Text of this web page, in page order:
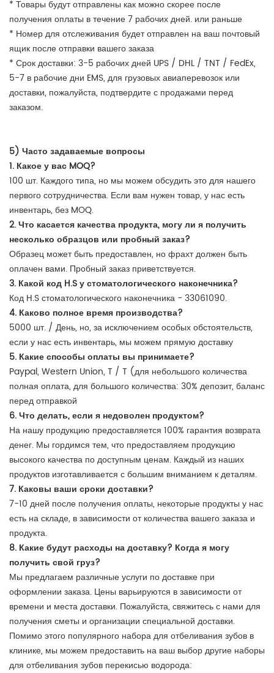
* Товары будут отправлены как можно скорее после
получения оплаты в течение 7 рабочих дней. или раньше
* Номер для отслеживания будет отправлен на ваш почтовый
ящик после отправки вашего заказа
* Срок доставки: 3-5 рабочих дней UPS / DHL / TNT / FedEx,
5-7 в рабочие дни EMS, для грузовых авиаперевозок или
доставки, пожалуйста, подтвердите с продажами перед
заказом.
5) Часто задаваемые вопросы
1. Какое у вас MOQ?
100 шт. Каждого типа, но мы можем обсудить это для нашего
первого сотрудничества. Если вам нужен товар, у нас есть
инвентарь, без MOQ.
2. Что касается качества продукта, могу ли я получить
несколько образцов или пробный заказ?
Образец может быть предоставлен, но фрахт должен быть
оплачен вами. Пробный заказ приветствуется.
3. Какой код H.S у стоматологического наконечника?
Код H.S стоматологического наконечника - 33061090.
4. Каково полное время производства?
5000 шт. / День, но, за исключением особых обстоятельств,
если у нас есть инвентарь, мы можем прямую доставку
5. Какие способы оплаты вы принимаете?
Paypal, Western Union, T / T (для небольшого количества
полная оплата, для большого количества: 30% депозит, баланс
перед отправкой
6. Что делать, если я недоволен продуктом?
На нашу продукцию предоставляется 100% гарантия возврата
денег. Мы гордимся тем, что предоставляем продукцию
высокого качества по доступным ценам. Каждый из наших
продуктов изготавливается с большим вниманием к деталям.
7. Каковы ваши сроки доставки?
7-10 дней после получения оплаты, некоторые продукты у нас
есть на складе, в зависимости от количества вашего заказа и
продукта.
8. Какие будут расходы на доставку? Когда я могу
получить свой груз?
Мы предлагаем различные услуги по доставке при
оформлении заказа. Цены варьируются в зависимости от
времени и места доставки. Пожалуйста, свяжитесь с нами для
получения сметы и организации специальной доставки.
Помимо этого популярного набора для отбеливания зубов в
клинике, мы можем предоставить на ваш выбор другие наборы
для отбеливания зубов перекисью водорода: